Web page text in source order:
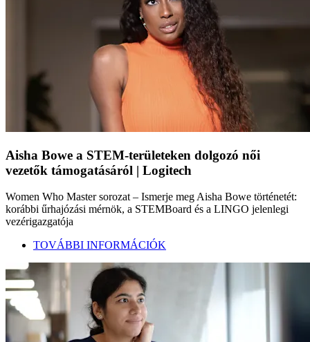
Aisha Bowe a STEM-területeken dolgozó női
vezetők támogatásáról | Logitech
Women Who Master sorozat – Ismerje meg Aisha Bowe történetét:
korábbi űrhajózási mérnök, a STEMBoard és a LINGO jelenlegi
vezérigazgatója
TOVÁBBI INFORMÁCIÓK